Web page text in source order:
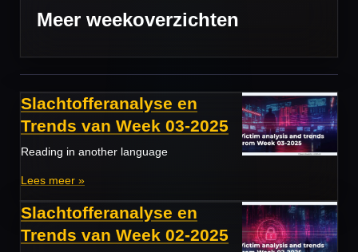
Meer weekoverzichten
Slachtofferanalyse en
Trends van Week 03-2025
Reading in another language
Lees meer »
Slachtofferanalyse en
Trends van Week 02-2025